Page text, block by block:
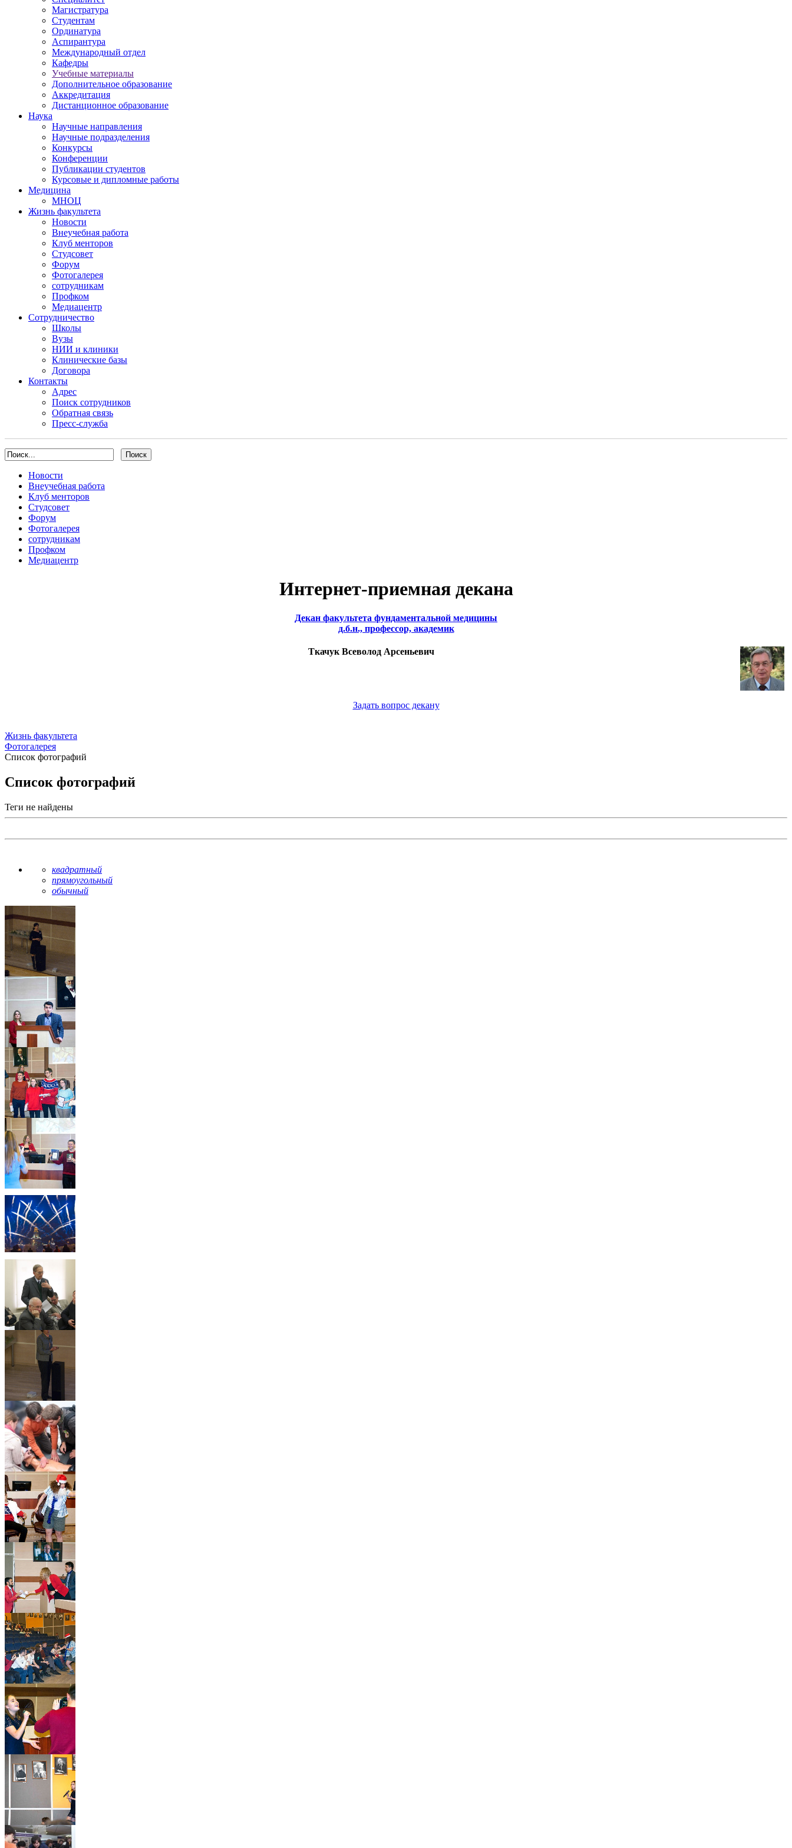
Магистратура
Студентам
Ординатура
Аспирантура
Международный отдел
Кафедры
Учебные материалы
Дополнительное образование
Аккредитация
Дистанционное образование
Наука
Научные направления
Научные подразделения
Конкурсы
Конференции
Публикации студентов
Курсовые и дипломные работы
Медицина
МНОЦ
Жизнь факультета
Новости
Внеучебная работа
Клуб менторов
Студсовет
Форум
Фотогалерея
сотрудникам
Профком
Медиацентр
Сотрудничество
Школы
Вузы
НИИ и клиники
Клинические базы
Договора
Контакты
Адрес
Поиск сотрудников
Обратная связь
Пресс-служба
Новости
Внеучебная работа
Клуб менторов
Студсовет
Форум
Фотогалерея
сотрудникам
Профком
Медиацентр
Интернет-приемная декана
Декан факультета фундаментальной медицины
д.б.н., профессор, академик
Ткачук Всеволод Арсеньевич
Задать вопрос декану
Жизнь факультета
Фотогалерея
Список фотографий
Список фотографий
Теги не найдены
квадратный
прямоугольный
обычный